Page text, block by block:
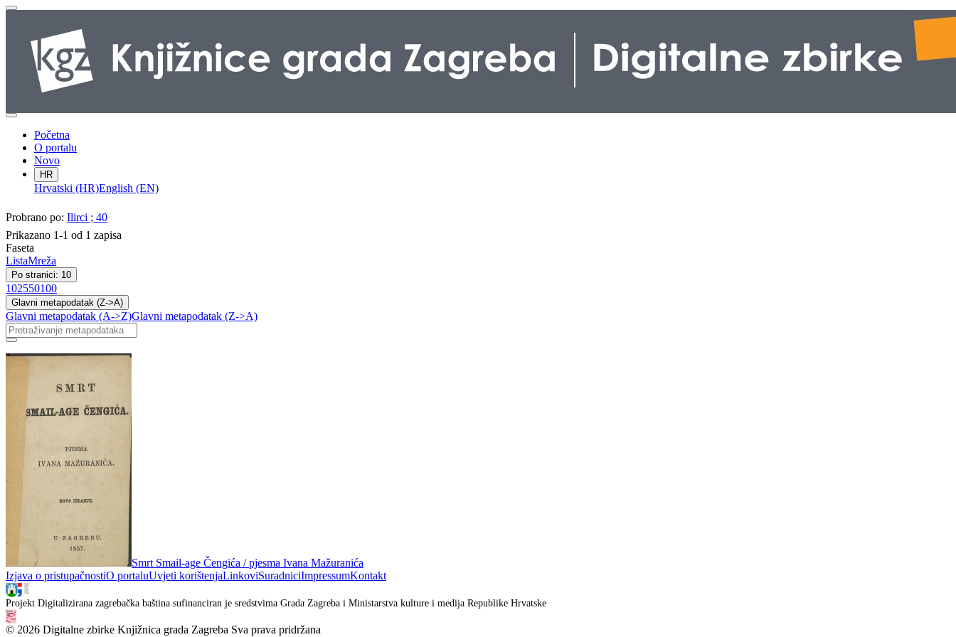
Početna
O portalu
Novo
HR
Hrvatski (HR)English (EN)
Probrano po: Ilirci ; 40
Prikazano 1-1 od 1 zapisa
Faseta
ListaMreža
Po stranici: 10
102550100
Glavni metapodatak (Z->A)
Glavni metapodatak (A->Z)Glavni metapodatak (Z->A)
Smrt Smail-age Čengića / pjesma Ivana Mažuranića
Izjava o pristupačnostiO portaluUvjeti korištenjaLinkoviSuradniciImpressumKontakt
Projekt Digitalizirana zagrebačka baština sufinanciran je sredstvima Grada Zagreba i Ministarstva kulture i medija Republike Hrvatske
© 2026 Digitalne zbirke Knjižnica grada Zagreba Sva prava pridržana